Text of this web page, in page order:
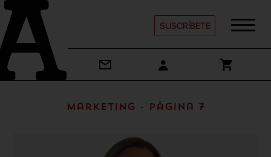
SUSCRÍBETE
Marketing - Página 7